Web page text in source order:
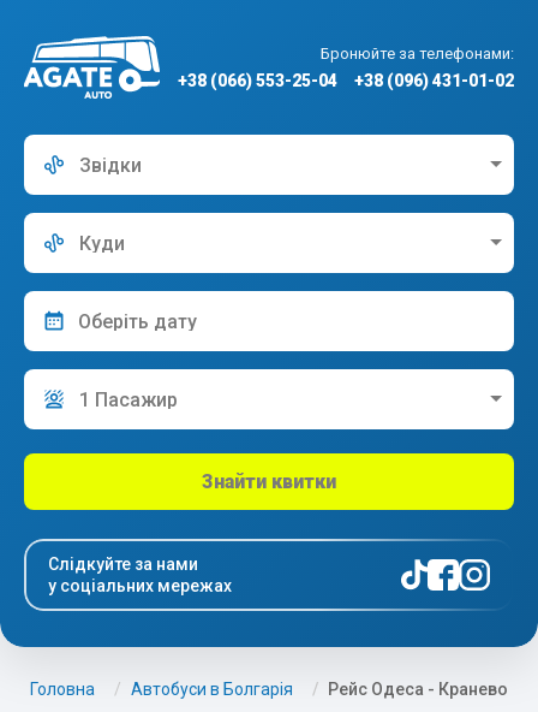
Бронюйте за телефонами:
+38 (066) 553-25-04 +38 (096) 431-01-02
Звідки
Куди
1 Пасажир
Знайти квитки
Слідкуйте за нами
у соціальних мережах
Головна Автобуси в Болгарія Рейс Одеса - Кранево